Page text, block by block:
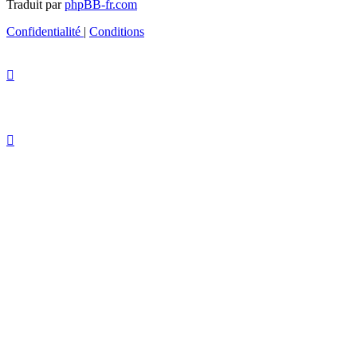
Traduit parphpBB-fr.com
Confidentialité | Conditions